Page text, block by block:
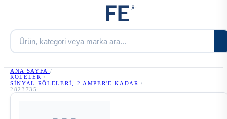
ANA SAYFA /
RÖLELER
/
SINYAL RÖLELERI, 2 AMPER'E KADAR
/
2823735